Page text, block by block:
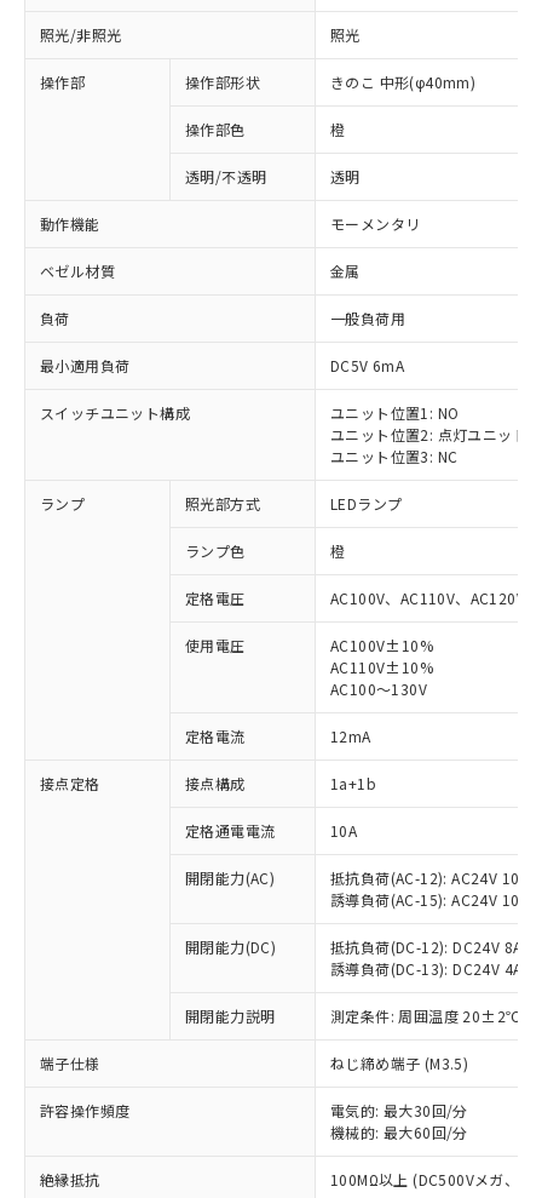
照光/非照光 照光
操作部 操作部形状 きのこ 中形(φ40mm)
操作部色 橙
透明/不透明 透明
動作機能 モーメンタリ
ベゼル材質 金属
負荷 一般負荷用
最小適用負荷 DC5V 6mA
スイッチユニット構成
ユニット位置1: NO
ユニット位置2: 点灯ユニット
ユニット位置3: NC
ランプ 照光部方式 LEDランプ
ランプ色 橙
定格電圧 AC100V、AC110V、AC120V
使用電圧
AC100V±10%
AC110V±10%
AC100～130V
定格電流 12mA
接点定格 接点構成 1a+1b
定格通電電流 10A
開閉能力(AC)
抵抗負荷(AC-12): AC24V 10A/
誘導負荷(AC-15): AC24V
開閉能力(DC)
抵抗負荷(DC-12): DC24V 8A/
誘導負荷(DC-13): DC24V 4A/
開閉能力説明 測定条件: 周囲温度 20±2℃、
端子仕様 ねじ締め端子 (M3.5)
許容操作頻度
電気的: 最大30回/分
機械的: 最大60回/分
絶縁抵抗 100MΩ以上 (DC500Vメガ、点
以下の条件をお読みいただき、同意のうえ
ご利用ください。
本サービスは、当社制御機器事業取扱
商品の当社在庫状況および標準価格
(税抜)を提供させていただくもので
当社制御機器事業取扱商品の中には、
本サービスの対象外となる商品もある
対応済み：EU RoHS指令（10物質）の
非含有に対応した製品が提供可能な商品で
対応予定：EU RoHS指令（10物質）の非含
有に対応した製品に切り替える予定のある
対応予定なし：EU RoHS指令（10物質）の
非含有に非対応の商品で、対応品を出す予
定はありません。
調査・確認中：EU RoHS指令（10物質）の
非含有の対応状況を調査中または確認中の
非該当品：ライセンス料など無形物で、有
害物質有無と関係のない商品です。
仕入先様の事情により、非含有部品として
※1 中国RoHS○×表
「○」：最大均質材料含有率が中国RoHSの
基準値以下であることを示します。
「×」：最大均質材料含有率が中国RoHSの
基準値を超えていることを示します。